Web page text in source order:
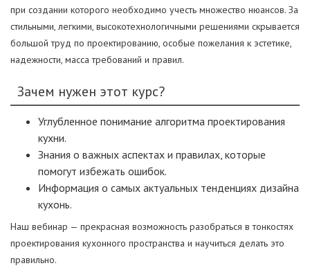
при создании которого необходимо учесть множество нюансов. За
стильными, легкими, высокотехнологичными решениями скрывается
большой труд по проектированию, особые пожелания к эстетике,
надежности, масса требований и правил.
Зачем нужен этот курс?
Углубленное понимание алгоритма проектирования
кухни.
Знания о важных аспектах и правилах, которые
помогут избежать ошибок.
Информация о самых актуальных тенденциях дизайна
кухонь.
Наш вебинар — прекрасная возможность разобраться в тонкостях
проектирования кухонного пространства и научиться делать это
правильно.